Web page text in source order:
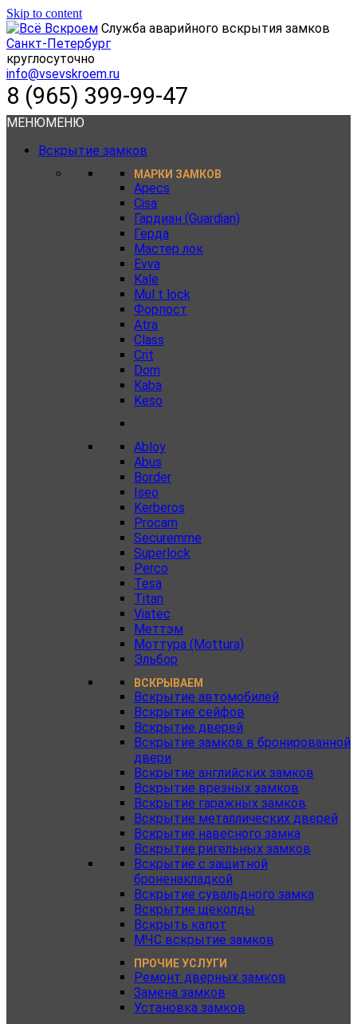
Skip to content
Служба аварийного вскрытия замков
Санкт-Петербург
круглосуточно
info@vsevskroem.ru
8 (965) 399-99-47
МЕНЮМЕНЮ
Вскрытие замков
МАРКИ ЗАМКОВ
Apecs
Cisa
Гардиан (Guardian)
Герда
Мастер лок
Evva
Kale
Mul t lock
Форпост
Atra
Class
Crit
Dom
Kaba
Keso
Abloy
Abus
Border
Iseo
Kerberos
Procam
Securemme
Superlock
Perco
Tesa
Titan
Viatec
Меттэм
Моттура (Mottura)
Эльбор
ВСКРЫВАЕМ
Вскрытие автомобилей
Вскрытие сейфов
Вскрытие дверей
Вскрытие замков в бронированной
двери
Вскрытие английских замков
Вскрытие врезных замков
Вскрытие гаражных замков
Вскрытие металлических дверей
Вскрытие навесного замка
Вскрытие ригельных замков
Вскрытие с защитной
броненакладкой
Вскрытие сувальдного замка
Вскрытие щеколды
Вскрыть капот
МЧС вскрытие замков
ПРОЧИЕ УСЛУГИ
Ремонт дверных замков
Замена замков
Установка замков